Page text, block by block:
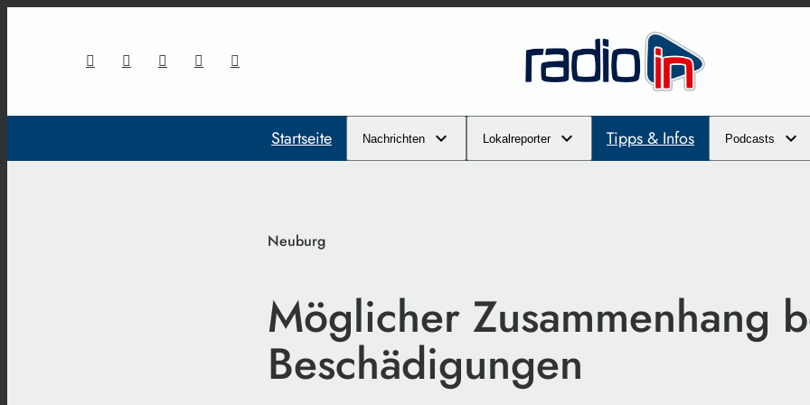
Startseite Nachrichten Lokalreporter Tipps & Infos Podcasts
Neuburg
Möglicher Zusammenhang
Beschädigungen